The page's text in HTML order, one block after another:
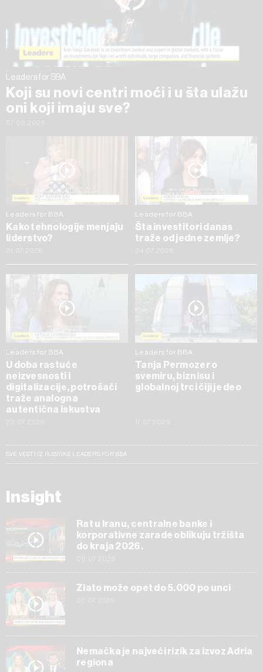
trenutku opozvati bez negativnih posledica.
Leaders for BBA
Koji su novi centri moći i u šta ulažu
oni koji imaju sve?
Leaders for BBA
Kako tehnologije menjaju
liderstvo?
Leaders for BBA
Šta investitori danas
traže od jedne zemlje?
Leaders for BBA
U doba rastuće
neizvesnosti i
digitalizacije, potrošači
traže analogna
autentična iskustva
Leaders for BBA
Tanja Permozer o
svemiru, biznisu i
globalnoj trci čiji je deo
SVE VESTI IZ RUBRIKE LEADERS FOR BBA
Insight
Rat u Iranu, centralne banke i
korporativne zarade oblikuju tržišta
do kraja 2026.
Zlato može opet do 5.000 po unci
Nemačka je najveći rizik za izvoz Adria
regiona